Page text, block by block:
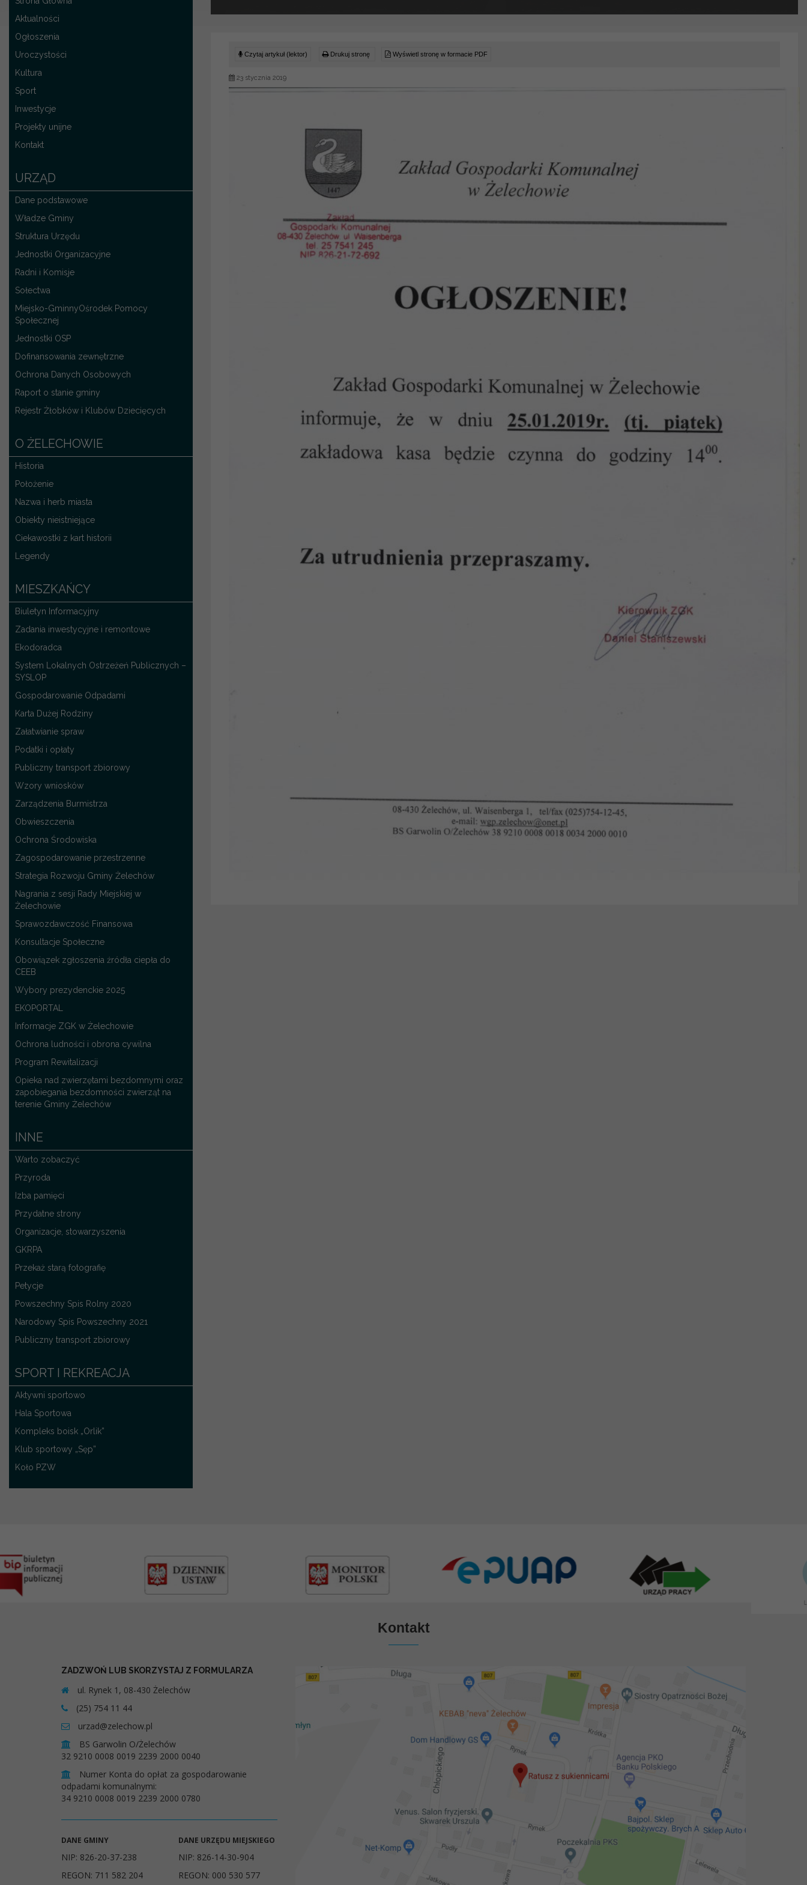
Aktualności
Ogłoszenia
Uroczystości
Kultura
Sport
Inwestycje
Projekty unijne
Kontakt
URZĄD
Dane podstawowe
Władze Gminy
Struktura Urzędu
Jednostki Organizacyjne
Radni i Komisje
Sołectwa
Miejsko-GminnyOśrodek Pomocy
Społecznej
Jednostki OSP
Dofinansowania zewnętrzne
Ochrona Danych Osobowych
Raport o stanie gminy
Rejestr Żłobków i Klubów Dziecięcych
O ŻELECHOWIE
Historia
Położenie
Nazwa i herb miasta
Obiekty nieistniejące
Ciekawostki z kart historii
Legendy
MIESZKAŃCY
Biuletyn Informacyjny
Zadania inwestycyjne i remontowe
Ekodoradca
System Lokalnych Ostrzeżeń Publicznych –
SYSLOP
Gospodarowanie Odpadami
Karta Dużej Rodziny
Załatwianie spraw
Podatki i opłaty
Publiczny transport zbiorowy
Wzory wniosków
Zarządzenia Burmistrza
Obwieszczenia
Ochrona Środowiska
Zagospodarowanie przestrzenne
Strategia Rozwoju Gminy Żelechów
Nagrania z sesji Rady Miejskiej w
Żelechowie
Sprawozdawczość Finansowa
Konsultacje Społeczne
Obowiązek zgłoszenia źródła ciepła do
CEEB
Wybory prezydenckie 2025
EKOPORTAL
Informacje ZGK w Żelechowie
Ochrona ludności i obrona cywilna
Program Rewitalizacji
Opieka nad zwierzętami bezdomnymi oraz
zapobiegania bezdomności zwierząt na
terenie Gminy Żelechów
INNE
Warto zobaczyć
Przyroda
Izba pamięci
Przydatne strony
Organizacje, stowarzyszenia
GKRPA
Przekaż starą fotografię
Petycje
Powszechny Spis Rolny 2020
Narodowy Spis Powszechny 2021
Publiczny transport zbiorowy
SPORT I REKREACJA
Aktywni sportowo
Hala Sportowa
Kompleks boisk „Orlik”
Klub sportowy „Sęp”
Koło PZW
Czytaj artykuł (lektor) Drukuj stronę Wyświetl stronę w formacie PDF
23 stycznia 2019
Kontakt
ZADZWOŃ LUB SKORZYSTAJ Z FORMULARZA
ul. Rynek 1, 08-430 Żelechów
(25) 754 11 44
urzad@zelechow.pl
BS Garwolin O/Żelechów
32 9210 0008 0019 2239 2000 0040
Numer Konta do opłat za gospodarowanie
odpadami komunalnymi:
34 9210 0008 0019 2239 2000 0780
DANE GMINY
NIP: 826-20-37-238
REGON: 711 582 204
DANE URZĘDU MIEJSKIEGO
NIP: 826-14-30-904
REGON: 000 530 577